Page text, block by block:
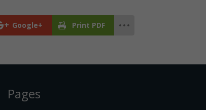
Google+ Print PDF
Pages